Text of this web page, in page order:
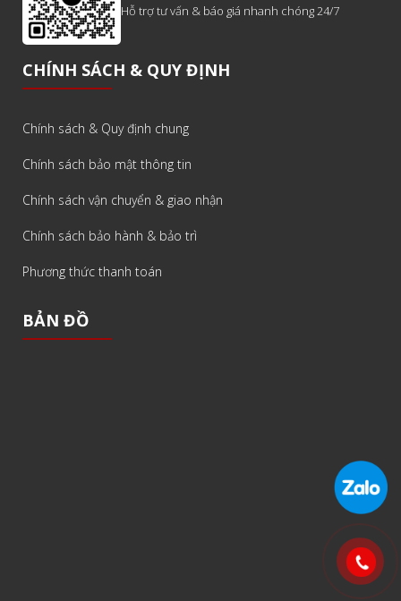
Hỗ trợ tư vấn & báo giá nhanh chóng 24/7
CHÍNH SÁCH & QUY ĐỊNH
Chính sách & Quy định chung
Chính sách bảo mật thông tin
Chính sách vận chuyển & giao nhận
Chính sách bảo hành & bảo trì
Phương thức thanh toán
BẢN ĐỒ